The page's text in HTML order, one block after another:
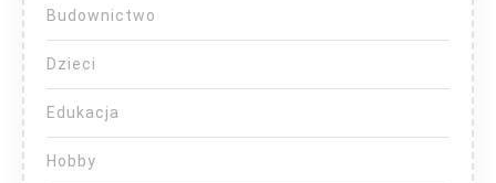
Budownictwo
Dzieci
Edukacja
Hobby